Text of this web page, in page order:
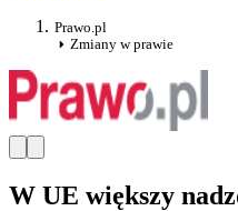
Prawo.pl
Zmiany w prawie
W UE większy